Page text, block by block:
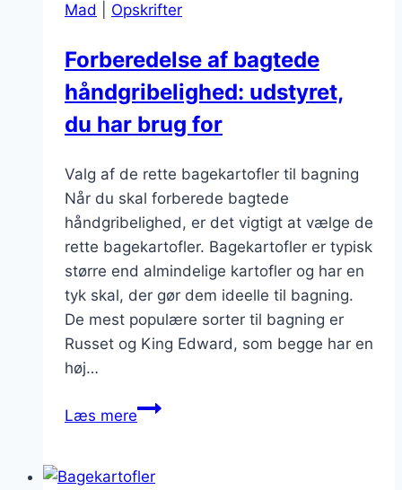
bacon:
snacks
Mad Opskrifter
Forberedelse af bagtede
håndgribelighed: udstyret,
du har brug for
Valg af de rette bagekartofler til bagning
Når du skal forberede bagtede
håndgribelighed, er det vigtigt at vælge de
rette bagekartofler. Bagekartofler er typisk
større end almindelige kartofler og har en
tyk skal, der gør dem ideelle til bagning.
De mest populære sorter til bagning er
Russet og King Edward, som begge har en
høj…
Læs mereForberedelse
håndgribelighed: